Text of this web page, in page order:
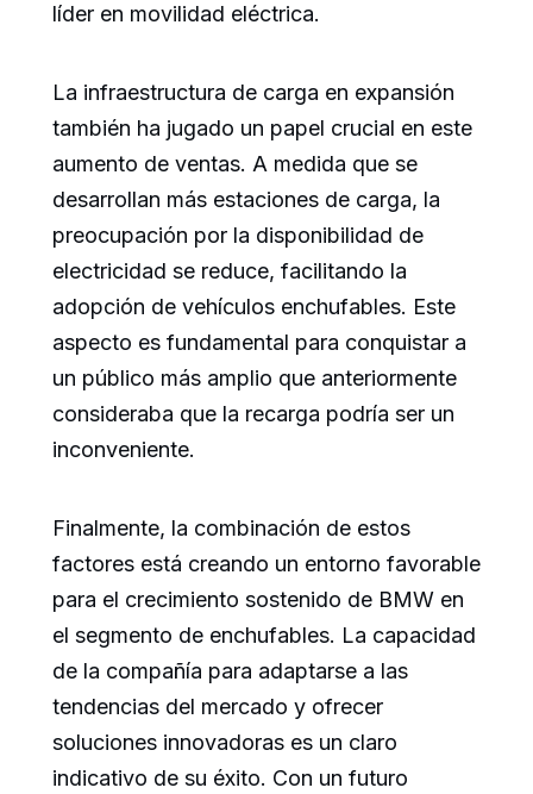
líder en movilidad eléctrica.
La infraestructura de carga en expansión
también ha jugado un papel crucial en este
aumento de ventas. A medida que se
desarrollan más estaciones de carga, la
preocupación por la disponibilidad de
electricidad se reduce, facilitando la
adopción de vehículos enchufables. Este
aspecto es fundamental para conquistar a
un público más amplio que anteriormente
consideraba que la recarga podría ser un
inconveniente.
Finalmente, la combinación de estos
factores está creando un entorno favorable
para el crecimiento sostenido de BMW en
el segmento de enchufables. La capacidad
de la compañía para adaptarse a las
tendencias del mercado y ofrecer
soluciones innovadoras es un claro
indicativo de su éxito. Con un futuro